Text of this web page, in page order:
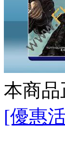
本商
[優惠